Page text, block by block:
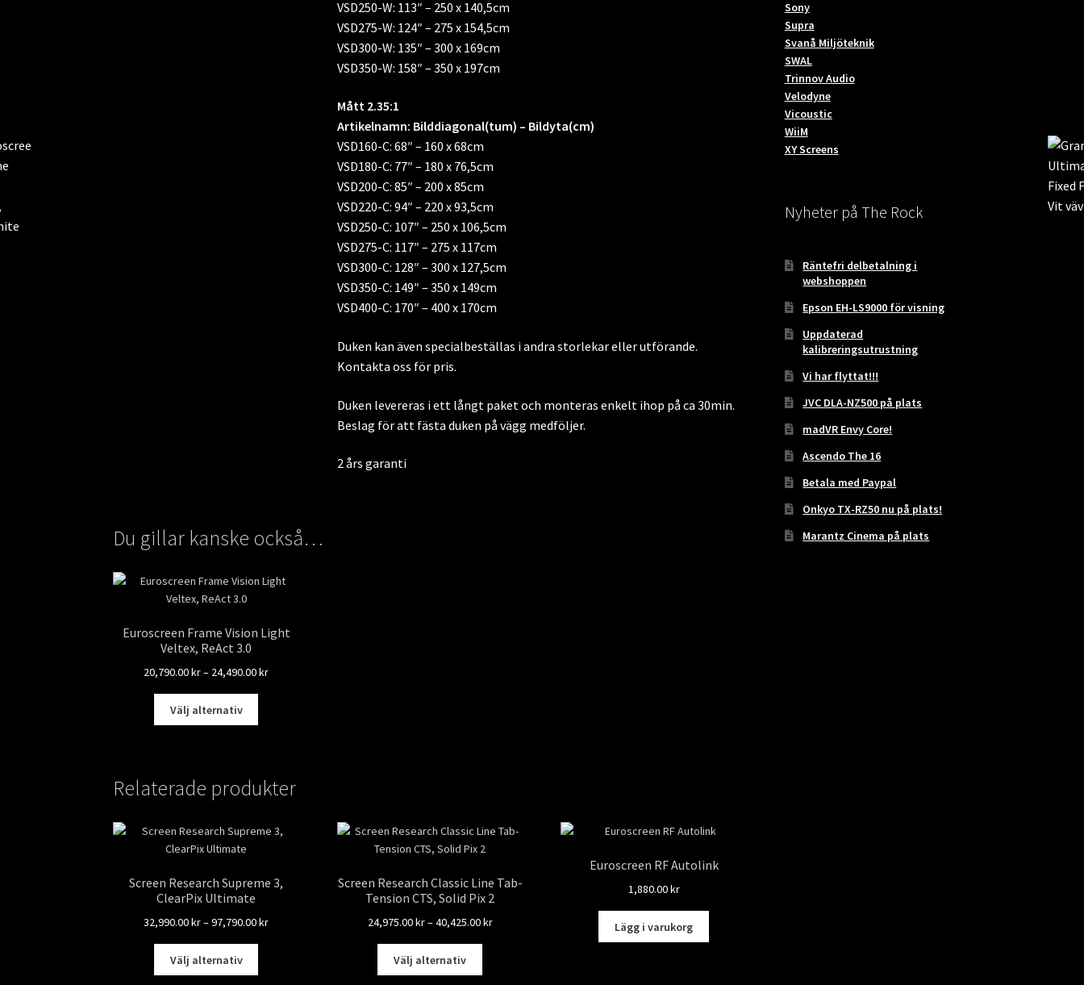
VSD250-W: 113″ – 250 x 140,5cm
VSD275-W: 124″ – 275 x 154,5cm
VSD300-W: 135″ – 300 x 169cm
VSD350-W: 158″ – 350 x 197cm
Mått 2.35:1
Artikelnamn: Bilddiagonal(tum) – Bildyta(cm)
VSD160-C: 68″ – 160 x 68cm
VSD180-C: 77″ – 180 x 76,5cm
VSD200-C: 85″ – 200 x 85cm
VSD220-C: 94″ – 220 x 93,5cm
VSD250-C: 107″ – 250 x 106,5cm
VSD275-C: 117″ – 275 x 117cm
VSD300-C: 128″ – 300 x 127,5cm
VSD350-C: 149″ – 350 x 149cm
VSD400-C: 170″ – 400 x 170cm
Duken kan även specialbeställas i andra storlekar eller utförande.
Kontakta oss för pris.
Duken levereras i ett långt paket och monteras enkelt ihop på ca 30min.
Beslag för att fästa duken på vägg medföljer.
2 års garanti
Du gillar kanske också…
Euroscreen Frame Vision Light
Veltex, ReAct 3.0
20,790.00kr– 24,490.00krPrisintervall:
Välj alternativ
varianter.
olika
väljas
produktsidan
Relaterade produkter
Screen Research Supreme 3,
ClearPix Ultimate
32,990.00kr–97,790.00krPrisintervall:
Välj alternativ
Screen Research Classic Line Tab-
Tension CTS, Solid Pix 2
24,975.00kr–40,425.00krPrisintervall:
Välj alternativ
Euroscreen RF Autolink
1,880.00kr
Lägg i varukorg
Sony
Supra
Svanå Miljöteknik
SWAL
Trinnov Audio
Velodyne
Vicoustic
WiiM
XY Screens
Nyheter på The Rock
Räntefri delbetalning i
webshoppen
Epson EH-LS9000 för visning
Uppdaterad
kalibreringsutrustning
Vi har flyttat!!!
JVC DLA-NZ500 på plats
madVR Envy Core!
Ascendo The 16
Betala med Paypal
Onkyo TX-RZ50 nu på plats!
Marantz Cinema på plats